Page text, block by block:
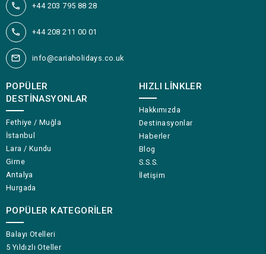
+44 203 795 88 28
+44 208 211 00 01
info@cariaholidays.co.uk
POPÜLER
DESTINASYONLAR
Fethiye / Muğla
İstanbul
Lara / Kundu
Girne
Antalya
Hurgada
POPÜLER KATEGORILER
Balayı Otelleri
5 Yıldızlı Oteller
HIZLI LINKLER
Hakkımızda
Destinasyonlar
Haberler
Blog
S.S.S.
İletişim